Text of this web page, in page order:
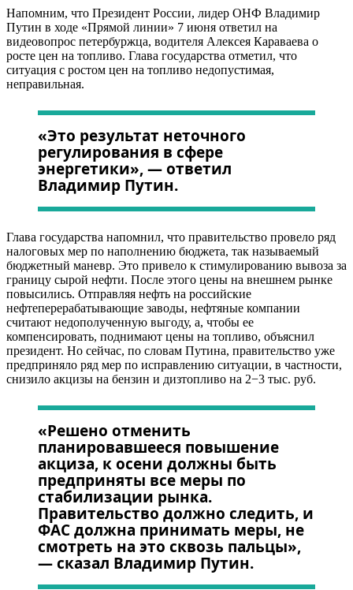
Напомним, что Президент России, лидер ОНФ Владимир
Путин в ходе «Прямой линии» 7 июня ответил на
видеовопрос петербуржца, водителя Алексея Караваева о
росте цен на топливо. Глава государства отметил, что
ситуация с ростом цен на топливо недопустимая,
неправильная.
«Это результат неточного
регулирования в сфере
энергетики», — ответил
Владимир Путин.
Глава государства напомнил, что правительство провело ряд
налоговых мер по наполнению бюджета, так называемый
бюджетный маневр. Это привело к стимулированию вывоза за
границу сырой нефти. После этого цены на внешнем рынке
повысились. Отправляя нефть на российские
нефтеперерабатывающие заводы, нефтяные компании
считают недополученную выгоду, а, чтобы ее
компенсировать, поднимают цены на топливо, объяснил
президент. Но сейчас, по словам Путина, правительство уже
предприняло ряд мер по исправлению ситуации, в частности,
снизило акцизы на бензин и дизтопливо на 2−3 тыс. руб.
«Решено отменить
планировавшееся повышение
акциза, к осени должны быть
предприняты все меры по
стабилизации рынка.
Правительство должно следить, и
ФАС должна принимать меры, не
смотреть на это сквозь пальцы»,
— сказал Владимир Путин.